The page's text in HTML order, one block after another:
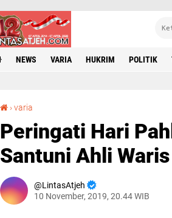
NEWS VARIA HUKRIM POLITIK
›varia
Peringati Hari
Santuni Ahli Waris
LintasAtjeh
10 November, 2019, 20.44 WIB